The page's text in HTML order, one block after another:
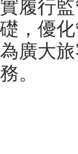
實履行
礎，優
為廣大
務。